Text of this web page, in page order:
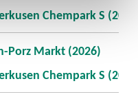
Chempark S
Porz Markt (2026)
Chempark S